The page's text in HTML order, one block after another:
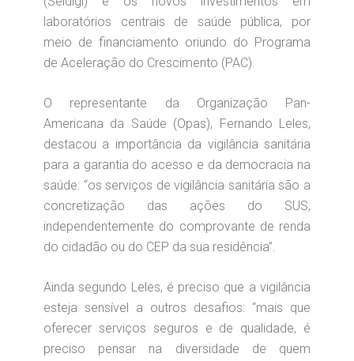
laboratórios centrais de saúde pública, por
meio de financiamento oriundo do Programa
de Aceleração do Crescimento (PAC).
O representante da Organização Pan-
Americana da Saúde (Opas), Fernando Leles,
destacou a importância da vigilância sanitária
para a garantia do acesso e da democracia na
saúde: “os serviços de vigilância sanitária são a
concretização das ações do SUS,
independentemente do comprovante de renda
do cidadão ou do CEP da sua residência”.
Ainda segundo Leles, é preciso que a vigilância
esteja sensível a outros desafios: “mais que
oferecer serviços seguros e de qualidade, é
preciso pensar na diversidade de quem